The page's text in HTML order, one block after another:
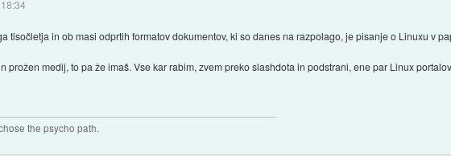
tisočletja in ob masi odprtih formatov dokumentov, ki so danes na razpolago, je pisanje o Linuxu v
prožen medij, to pa že imaš. Vse kar rabim, zvem preko slashdota in podstrani, ene par Linux
the psycho path.